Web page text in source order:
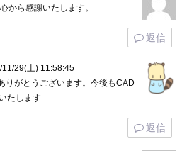
から感謝いたします。
返信
29(土) 11:58:45
りがとうございます。今後もCAD
たします
返信